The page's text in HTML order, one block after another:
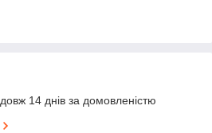
14 днів за домовленістю